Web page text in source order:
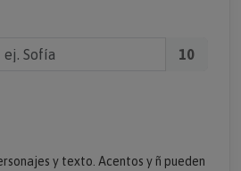
10
y texto. Acentos y ñ pueden